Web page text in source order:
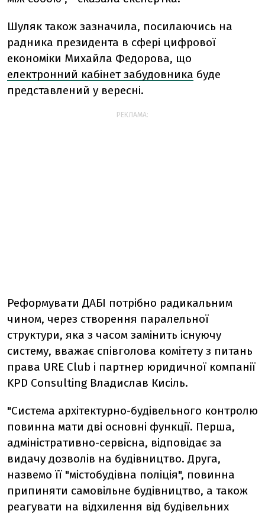
Шуляк також зазначила, посилаючись на
радника президента в сфері цифрової
економіки Михайла Федорова, що
електронний кабінет забудовника буде
представлений у вересні.
РЕКЛАМА:
Реформувати ДАБІ потрібно радикальним
чином, через створення паралельної
структури, яка з часом замінить існуючу
систему, вважає співголова комітету з питань
права URE Club і партнер юридичної компанії
KPD Consulting Владислав Кисіль.
"Система архітектурно-будівельного контролю
повинна мати дві основні функції. Перша,
адміністративно-сервісна, відповідає за
видачу дозволів на будівництво. Друга,
назвемо її "містобудівна поліція", повинна
припиняти самовільне будівництво, а також
реагувати на відхилення від будівельних